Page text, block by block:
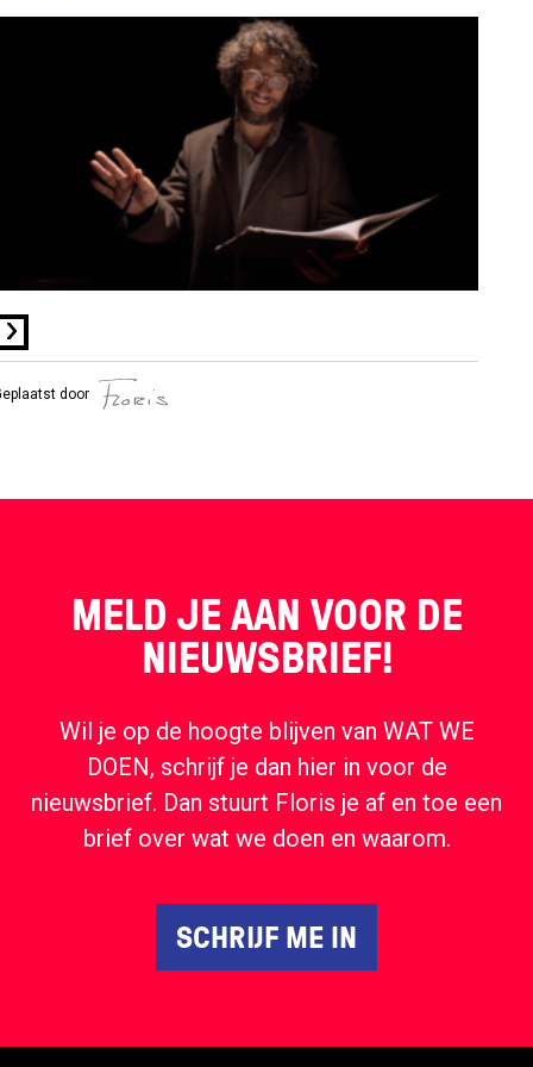
door
MELD JE AAN VOOR DE
NIEUWSBRIEF!
Wil je op de hoogte blijven van WAT WE
DOEN, schrijf je dan hier in voor de
nieuwsbrief. Dan stuurt Floris je af en toe een
brief over wat we doen en waarom.
SCHRIJF ME IN